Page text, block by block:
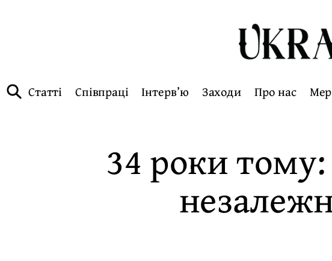
Статті Співпраці Інтерв’ю Заходи Про нас
34 роки